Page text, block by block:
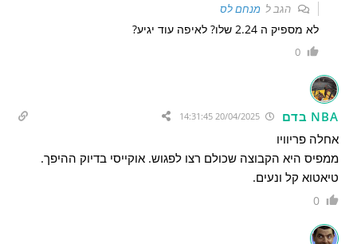
הגב למנחם לס
לא מספיק ה 2.24 שלו? לאיפה עוד יגיע?
0
NBA בדם 20/04/2025 14:31:45
אחלה פריוויו
ממפיס היא הקבוצה שכולם רצו לפגוש. אוקייסי בדיוק ההיפך.
טיאטוא קל ונעים.
0